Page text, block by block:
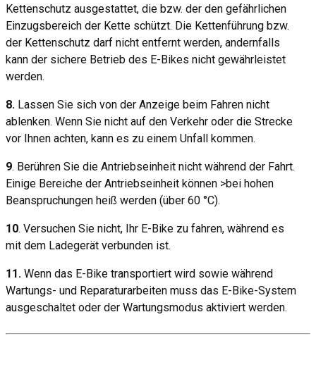
Kettenschutz ausgestattet, die bzw. der den gefährlichen
Einzugsbereich der Kette schützt. Die Kettenführung bzw.
der Kettenschutz darf nicht entfernt werden, andernfalls
kann der sichere Betrieb des E-Bikes nicht gewährleistet
werden.
8. Lassen Sie sich von der Anzeige beim Fahren nicht
ablenken. Wenn Sie nicht auf den Verkehr oder die Strecke
vor Ihnen achten, kann es zu einem Unfall kommen.
9. Berühren Sie die Antriebseinheit nicht während der Fahrt.
Einige Bereiche der Antriebseinheit können >bei hohen
Beanspruchungen heiß werden (über 60 °C).
10. Versuchen Sie nicht, Ihr E-Bike zu fahren, während es
mit dem Ladegerät verbunden ist.
11. Wenn das E-Bike transportiert wird sowie während
Wartungs- und Reparaturarbeiten muss das E-Bike-System
ausgeschaltet oder der Wartungsmodus aktiviert werden.